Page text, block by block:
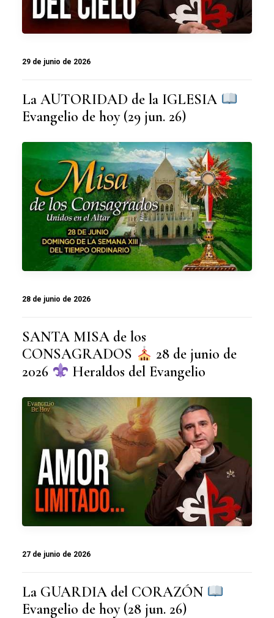
29 de junio de 2026
La AUTORIDAD de la IGLESIA
Evangelio de hoy (29 jun. 26)
28 de junio de 2026
SANTA MISA de los
CONSAGRADOS
28 de junio de
2026
Heraldos del Evangelio
27 de junio de 2026
La GUARDIA del CORAZÓN
Evangelio de hoy (28 jun. 26)